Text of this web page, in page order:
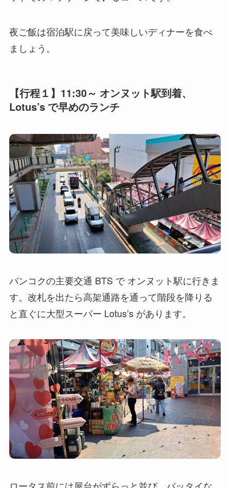
夜ご飯は宿泊駅に戻って美味しいディナーを食べ
ましょう。
【行程１】11:30～ オンヌット駅到着、
Lotus’s で早めのランチ
バンコクの主要交通 BTS で オンヌット駅に行きま
す。改札を出たら高架通路を通って階段を降りる
と直ぐに大型スーパー Lotus’s があります。
ロータス前には屋台がずらっと並び、パッタイな